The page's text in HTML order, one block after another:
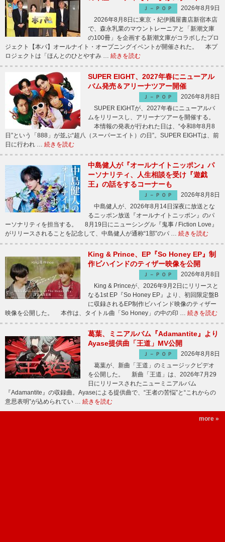
Ｊ－ＰＯＰ
2026年8月9日
2026年8月8日に東京・紀伊國屋書店新宿本店
で、森永乳業のマウントレーニアと「新潮文庫
の100冊」を企画する新潮文庫がコラボしたプロ
ジェクト【本パ】オールナイト・オープニングイベントが開催された。 本プ
ロジェクトは「ほんとのひとやすみ … 続きを読む
SUPER EIGHT、2027年春にニューアル
バム発売＆アリーナツアー開催
Ｊ－ＰＯＰ
2026年8月8日
SUPER EIGHTが、2027年春にニューアルバ
ムをリリースし、アリーナツアーを開催する。
本情報の発表が行われた日は、“令和8年8月8
日”という「888」が並ぶ“超八（スーパーエイト）の日”。SUPER EIGHTは、前
日に行われ … 続きを読む
中島健人が『オールナイトニッポン』パ
ーソナリティ、人生相談を受け『遊戯
王』の話をするコーナーも
Ｊ－ＰＯＰ
2026年8月8日
中島健人が、2026年8月14日深夜に放送とな
るニッポン放送『オールナイトニッポン』のパ
ーソナリティを担当する。 8月19日にニューシングル『鬼事 / Fiction Love』
がリリースされることを記念して、中島健人が通称“1部”のパ … 続きを読む
King & Prince、EP『So Honey EP』制
作ビハインドのティザー映像を公開
Ｊ－ＰＯＰ
2026年8月8日
King & Princeが、2026年9月2日にリリースと
なる1st EP『So Honey EP』より、初回限定盤B
に収録されるEP制作ビハインド映像のティザー
映像を公開した。 本作は、タイトル曲「So Honey」の中の印 … 続きを読む
葛葉、ミニアルバム『Adamantite』より
Ayase提供曲「王道」MV公開
Ｊ－ＰＯＰ
2026年8月8日
葛葉が、新曲「王道」のミュージックビデオ
を公開した。 新曲「王道」は、2026年7月29
日にリリースされたニューミニアルバム
『Adamantite』の収録曲。Ayaseによる提供曲で、“王者の苦悩”と“これからの
意思表明”が込められてい … 続きを読む
more »